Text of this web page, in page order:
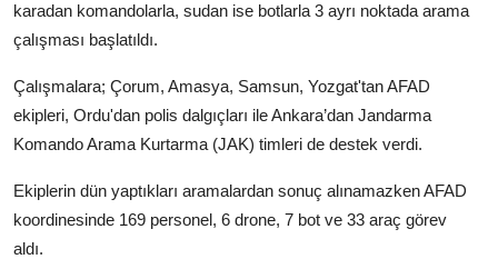
karadan komandolarla, sudan ise botlarla 3 ayrı noktada arama
çalışması başlatıldı.
Çalışmalara; Çorum, Amasya, Samsun, Yozgat'tan AFAD
ekipleri, Ordu'dan polis dalgıçları ile Ankara’dan Jandarma
Komando Arama Kurtarma (JAK) timleri de destek verdi.
Ekiplerin dün yaptıkları aramalardan sonuç alınamazken AFAD
koordinesinde 169 personel, 6 drone, 7 bot ve 33 araç görev
aldı.